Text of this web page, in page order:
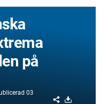
på
03
Share